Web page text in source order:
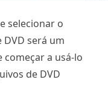
selecionar o
será um
começar a usá-lo
de DVD